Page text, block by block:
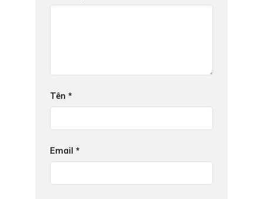
Tên *
Email *